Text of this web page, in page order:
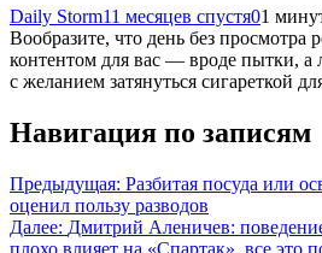
Daily Storm11 месяцев спустя01
Вообразите, что день без просмотра
контентом для вас — вроде пытки, а
с желанием затянуться сигареткой
Навигация по записям
Предыдущая: Разбитая посуда или
оценил пользу разводов
Далее: Дмитрий Аленичев:
плохо влияет на «Спартак», все это